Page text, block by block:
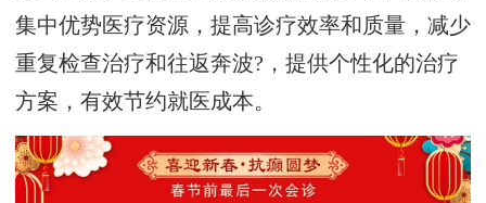
集中优势医疗资源，提高诊疗效率和质量，减少
重复检查治疗和往返奔波?，提供个性化的治疗
方案，有效节约就医成本。